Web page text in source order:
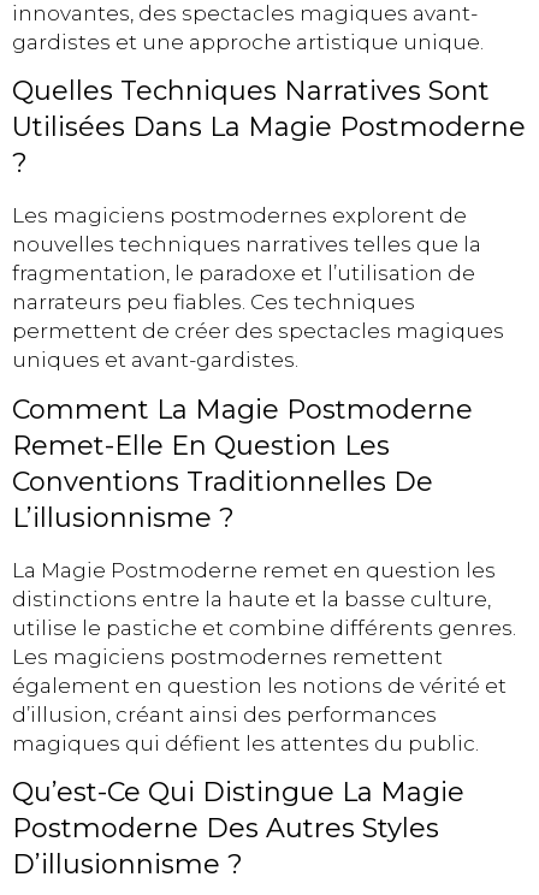
innovantes, des spectacles magiques avant-
gardistes et une approche artistique unique.
Quelles Techniques Narratives Sont
Utilisées Dans La Magie Postmoderne
?
Les magiciens postmodernes explorent de
nouvelles techniques narratives telles que la
fragmentation, le paradoxe et l’utilisation de
narrateurs peu fiables. Ces techniques
permettent de créer des spectacles magiques
uniques et avant-gardistes.
Comment La Magie Postmoderne
Remet-Elle En Question Les
Conventions Traditionnelles De
L’illusionnisme ?
La Magie Postmoderne remet en question les
distinctions entre la haute et la basse culture,
utilise le pastiche et combine différents genres.
Les magiciens postmodernes remettent
également en question les notions de vérité et
d’illusion, créant ainsi des performances
magiques qui défient les attentes du public.
Qu’est-Ce Qui Distingue La Magie
Postmoderne Des Autres Styles
D’illusionnisme ?